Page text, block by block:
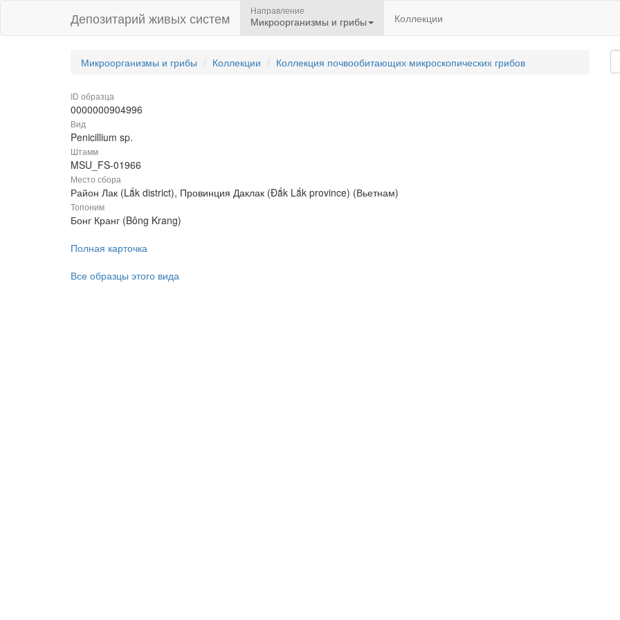
Депозитарий живых систем Направление
Микроорганизмы и грибы Коллекции
Микроорганизмы и грибы Коллекции Коллекция почвообитающих микроскопических грибов
ID образца
0000000904996
Вид
Penicillium sp.
Штамм
MSU_FS-01966
Место сбора
Район Лак (Lắk district), Провинция Даклак (Đắk Lắk province) (Вьетнам)
Топоним
Бонг Кранг (Bông Krang)
Полная карточка
Все образцы этого вида